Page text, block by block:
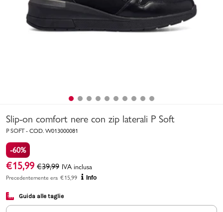
Uomo Bambino
Marchi
Accedi | Registrati
Slip-on comfort nere con zip laterali P Soft
P SOFT- COD. W013000081
-60%
€15,99 €39,99 IVA inclusa
Precedentemente era €15,99 Info
Guida alle taglie